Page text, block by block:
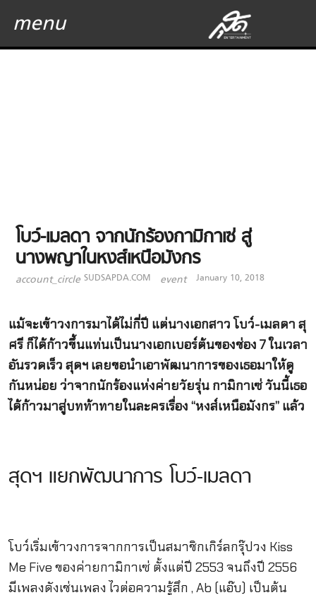
menu
โบว์-เมลดา จากนักร้องกามิกาเซ่ สู่
นางพญาในหงส์เหนือมังกร
account_circle SUDSAPDA.COM event January 10, 2018
แม้จะเข้าวงการมาได้ไม่กี่ปี แต่นางเอกสาว โบว์-เมลดา สุ
ศรี ก็ได้ก้าวขึ้นแท่นเป็นนางเอกเบอร์ต้นของช่อง 7 ในเวลา
อันรวดเร็ว สุดฯ เลยขอนำเอาพัฒนาการของเธอมาให้ดู
กันหน่อย ว่าจากนักร้องแห่งค่ายวัยรุ่น กามิกาเซ่ วันนี้เธอ
ได้ก้าวมาสู่บทท้าทายในละครเรื่อง “หงส์เหนือมังกร” แล้ว
สุดฯ แยกพัฒนาการ โบว์-เมลดา
โบว์เริ่มเข้าวงการจากการเป็นสมาชิกเกิร์ลกรุ๊ปวง Kiss
Me Five ของค่ายกามิกาเซ่ ตั้งแต่ปี 2553 จนถึงปี 2556
มีเพลงดังเช่นเพลง ไวต่อความรู้สึก , Ab (แอ๊บ) เป็นต้น